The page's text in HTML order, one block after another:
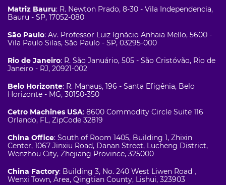
Matriz Bauru: R. Newton Prado, 8-30 - Vila Independencia,
Bauru - SP, 17052-080
São Paulo: Av. Professor Luiz Ignácio Anhaia Mello, 5600 -
Vila Paulo Silas, São Paulo - SP, 03295-000
Rio de Janeiro: R. São Januário, 505 - São Cristóvão, Rio de
Janeiro - RJ, 20921-002
Belo Horizonte: R. Manaus, 196 - Santa Efigênia, Belo
Horizonte - MG, 30150-350
Cetro Machines USA: 8600 Commodity Circle Suite 116
Orlando, FL, ZipCode 32819
China Office: South of Room 1405, Building 1, Zhixin
Center, 1067 Jinxiu Road, Danan Street, Lucheng District,
Wenzhou City, Zhejiang Province, 325000
China Factory: Building 3, No. 240 West Liwen Road，
Wenxi Town, Area, Qingtian County, Lishui, 323903